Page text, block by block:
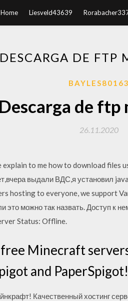
Home Liesveld43639
DESCARGA DE FTP
BAYLES80163
Descarga de
26.11.2020
to me how to download files
выдали ВДС,я установил
hosting to everyone, we support
это можно так назвать. Доступ к
Status: Offline.
Minecraft
and PaperSpigot!
Качественный хостинг